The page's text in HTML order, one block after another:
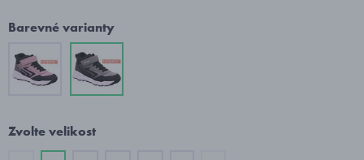
Barevné varianty
Zvolte velikost